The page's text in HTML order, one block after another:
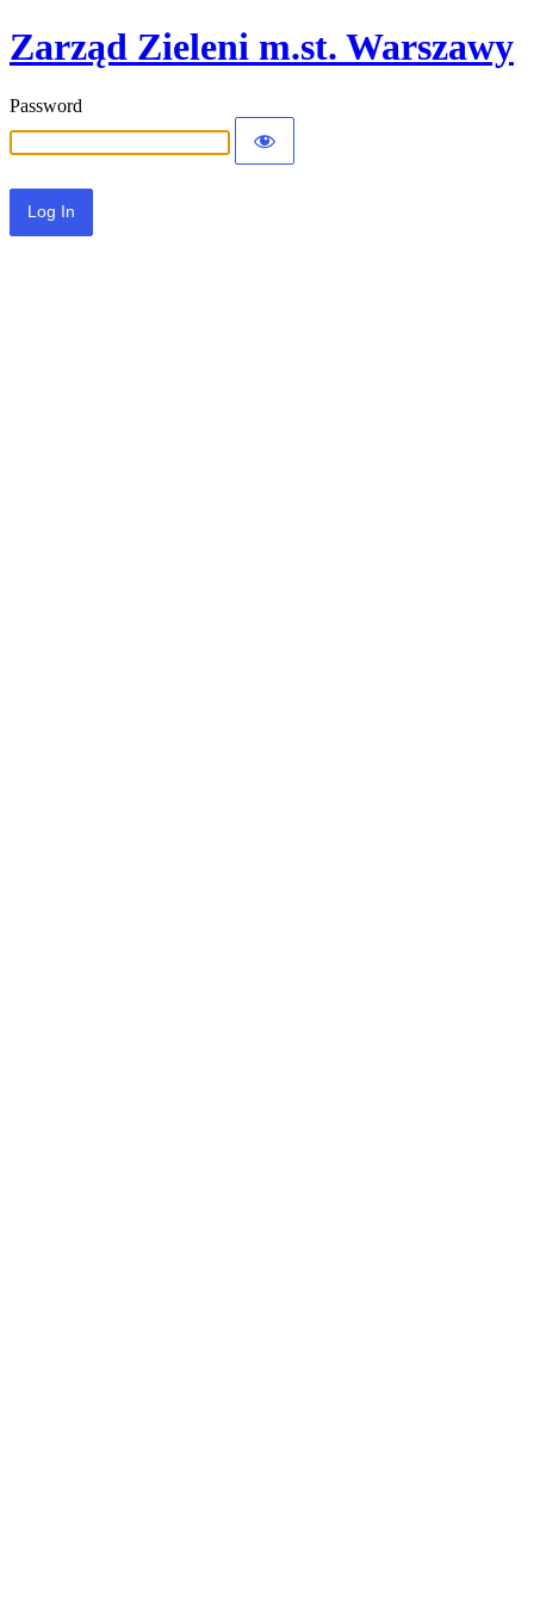
Zarząd Zieleni m.st. Warszawy
Password